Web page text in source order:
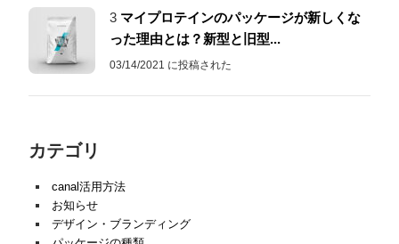
3 マイプロテインのパッケージが新しくな
った理由とは？新型と旧型...
03/14/2021 に投稿された
カテゴリ
canal活用方法
お知らせ
デザイン・ブランディング